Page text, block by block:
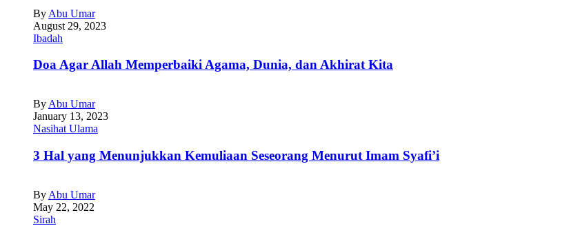
By Abu Umar
August 29, 2023
Ibadah
Doa Agar Allah Memperbaiki Agama, Dunia, dan Akhirat Kita
By Abu Umar
January 13, 2023
Nasihat Ulama
3 Hal yang Menunjukkan Kemuliaan Seseorang Menurut Imam Syafi’i
By Abu Umar
May 22, 2022
Sirah